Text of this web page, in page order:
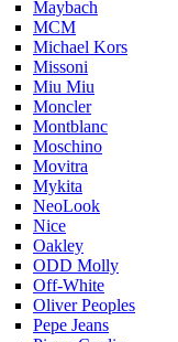
Maybach
MCM
Michael Kors
Missoni
Miu Miu
Moncler
Montblanc
Moschino
Movitra
Mykita
NeoLook
Nice
Oakley
ODD Molly
Off-White
Oliver Peoples
Pepe Jeans